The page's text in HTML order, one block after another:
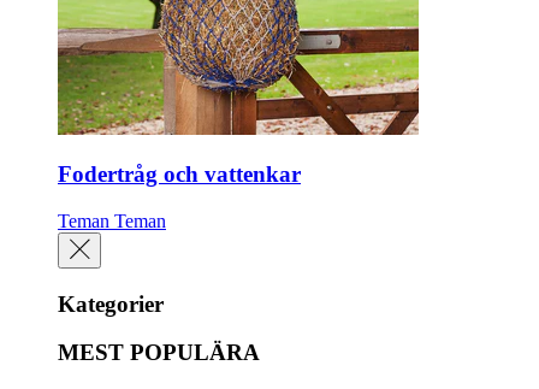
Fodertråg och vattenkar
Teman Teman
Kategorier
MEST POPULÄRA